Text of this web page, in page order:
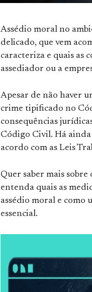
Assédio moral no
delicado, que vem
caracteriza e quais as
assediador ou a
Apesar de não haver
crime tipificado no
consequências
Código Civil. Há
acordo com as Leis
Quer saber mais
entenda quais as
assédio moral e como
essencial.